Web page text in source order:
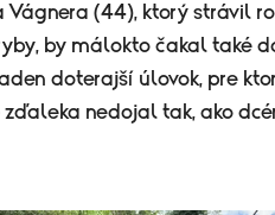
(44), ktorý strávil
by málokto čakal také
doterajší úlovok, pre
nedojal tak, ako